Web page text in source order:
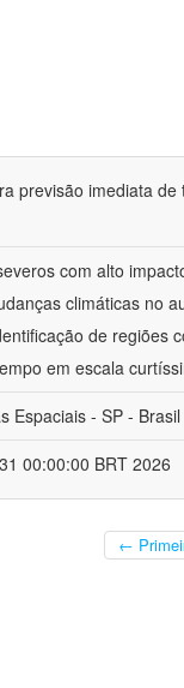
previsão imediata
com alto
climáticas no
de regiões
em escala
Espaciais - SP - Brasil
00:00:00 BRT 2026
←